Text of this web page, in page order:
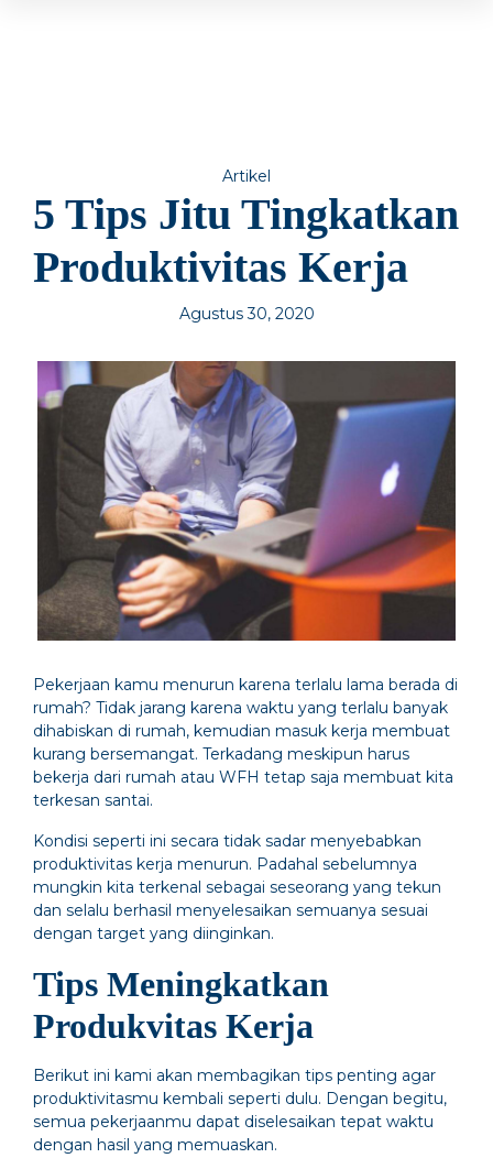
Artikel
5 Tips Jitu Tingkatkan
Produktivitas Kerja
Agustus 30, 2020
Pekerjaan kamu menurun karena terlalu lama berada di
rumah? Tidak jarang karena waktu yang terlalu banyak
dihabiskan di rumah, kemudian masuk kerja membuat
kurang bersemangat. Terkadang meskipun harus
bekerja dari rumah atau WFH tetap saja membuat kita
terkesan santai.
Kondisi seperti ini secara tidak sadar menyebabkan
produktivitas kerja menurun. Padahal sebelumnya
mungkin kita terkenal sebagai seseorang yang tekun
dan selalu berhasil menyelesaikan semuanya sesuai
dengan target yang diinginkan.
Tips Meningkatkan
Produkvitas Kerja
Berikut ini kami akan membagikan tips penting agar
produktivitasmu kembali seperti dulu. Dengan begitu,
semua pekerjaanmu dapat diselesaikan tepat waktu
dengan hasil yang memuaskan.